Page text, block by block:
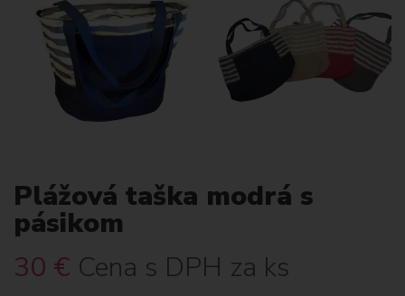
Plážová taška modrá s
pásikom
30 € Cena s DPH za ks